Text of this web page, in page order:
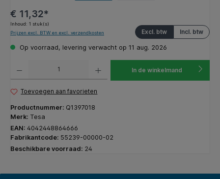
€ 11,32*
Inhoud: 1 stuk(s)
Incl. btw
Excl. btw
Prijzen excl. BTW en excl. verzendkosten
Op voorraad, levering verwacht op 11 aug. 2026
In de winkelmand
Toevoegen aan favorieten
Productnummer: Q1397018
Merk: Tesa
EAN: 4042448864666
Fabrikantcode: 55239-00000-02
Beschikbare voorraad: 24